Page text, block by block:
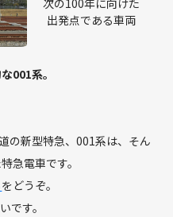
次の100年に向けた
出発点である車両
001系。
の新型特急、001系は、そん
急電車です。
をどうぞ。
です。